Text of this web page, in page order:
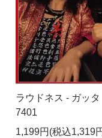
ラウドネス - ガッ
7401
1,199円(税込1,319